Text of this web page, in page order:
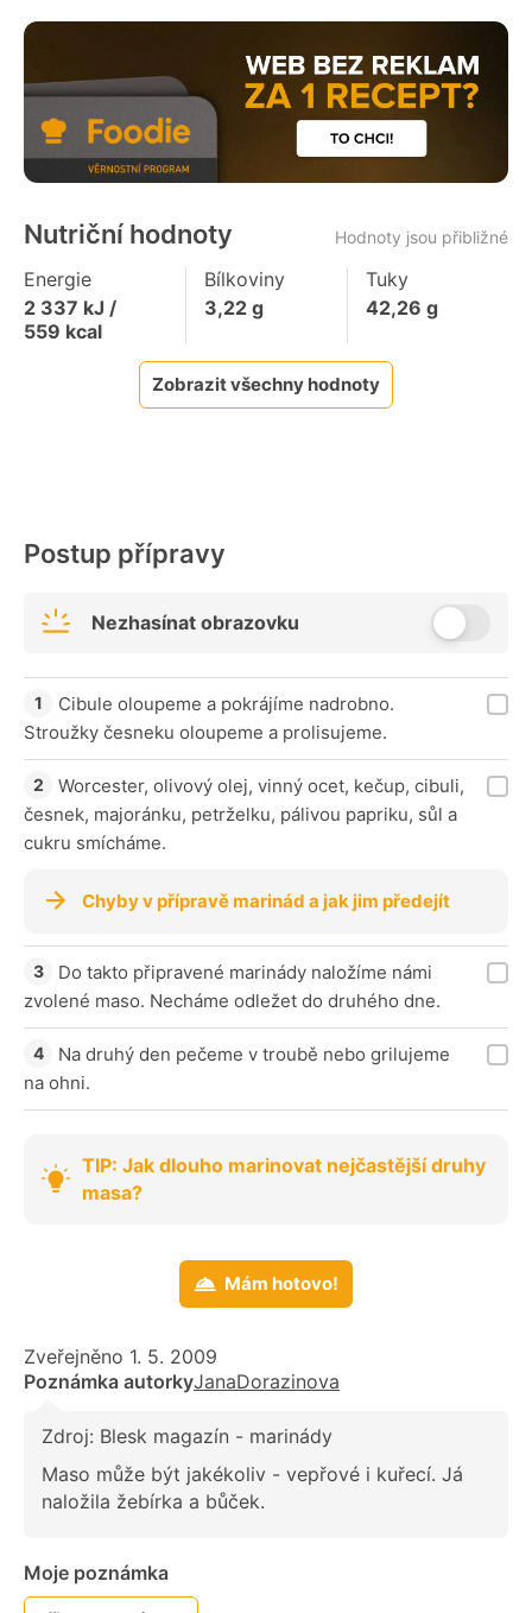
Nutriční hodnoty Hodnoty jsou přibližné
Energie
2 337 kJ /
559 kcal
Bílkoviny
3,22g
Tuky
42,26 g
Zobrazit všechny hodnoty
Postup přípravy
Nezhasínat obrazovku
Cibule oloupeme a pokrájíme nadrobno.
Stroužky česneku oloupeme a prolisujeme.
Worcester, olivový olej, vinný ocet, kečup, cibuli,
česnek, majoránku, petrželku, pálivou papriku, sůl a
cukru smícháme.
Chyby v přípravě marinád a jak jim předejít
Do takto připravené marinády naložíme námi
zvolené maso. Necháme odležet do druhého dne.
Na druhý den pečeme v troubě nebo grilujeme
na ohni.
TIP: Jak dlouho marinovat nejčastější druhy
masa?
Mám hotovo!
Zveřejněno 1. 5. 2009
Poznámka autorkyJanaDorazinova
Zdroj: Blesk magazín - marinády
Maso může být jakékoliv - vepřové i kuřecí. Já
naložila žebírka a bůček.
Moje poznámka